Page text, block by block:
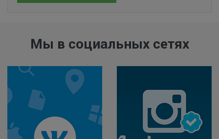
Мы в социальных сетях